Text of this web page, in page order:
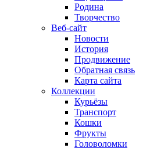
Родина
Творчество
Веб-сайт
Новости
История
Продвижение
Обратная связь
Карта сайта
Коллекции
Курьёзы
Транспорт
Кошки
Фрукты
Головоломки